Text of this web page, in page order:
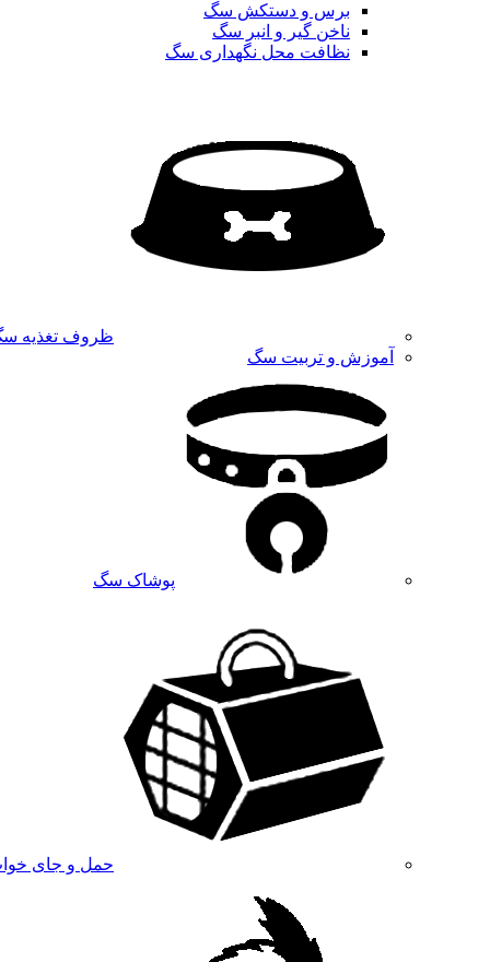
برس و دستکش سگ
ناخن گیر و انبر سگ
نظافت محل نگهداری سگ
ظروف تغذیه
آموزش و تربیت سگ
پوشاک سگ
حمل و جای